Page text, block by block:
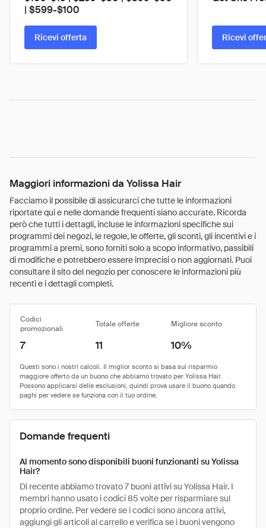
| $599-$100
Ricevi offerta Ricevi
Maggiori informazioni da Yolissa Hair
Facciamo il possibile di assicurarci che tutte le informazioni
riportate qui e nelle domande frequenti siano accurate. Ricorda
però che tutti i dettagli, incluse le informazioni specifiche sui
programmi dei negozi, le regole, le offerte, gli sconti, gli incentivi e i
programmi a premi, sono forniti solo a scopo informativo, passibili
di modifiche e potrebbero essere imprecisi o non aggiornati. Puoi
consultare il sito del negozio per conoscere le informazioni più
recenti e i dettagli completi.
Codici
promozionali
Totale offerte Migliore sconto
7 11 10%
Domande frequenti
Al momento sono disponibili buoni funzionanti su Yolissa
Hair?
Di recente abbiamo trovato 7 buoni attivi su Yolissa Hair. I
membri hanno usato i codici 85 volte per risparmiare sul
proprio ordine. Per vedere se i codici sono ancora attivi,
aggiungi gli articoli al carrello e verifica se i buoni vengono